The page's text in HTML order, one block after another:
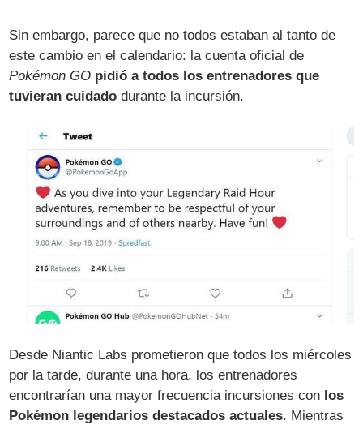
Sin embargo, parece que no todos estaban al tanto de
este cambio en el calendario: la cuenta oficial de
Pokémon GO pidió a todos los entrenadores que
tuvieran cuidado durante la incursión.
Desde Niantic Labs prometieron que todos los miércoles
por la tarde, durante una hora, los entrenadores
encontrarían una mayor frecuencia incursiones con los
Pokémon legendarios destacados actuales. Mientras